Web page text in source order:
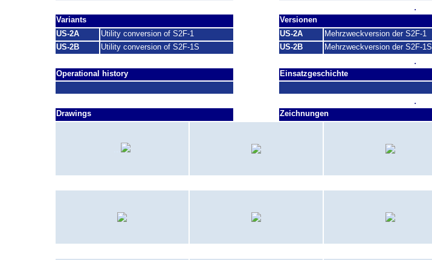
.
Variants
Versionen
US-2A
Utility conversion of S2F-1 US-2A
Mehrzweckversion der S2F-1
US-2B
Utility conversion of S2F-1S US-2B Mehrzweckversion der S2F-1S
.
Operational history Einsatzgeschichte
.
Drawings Zeichnungen